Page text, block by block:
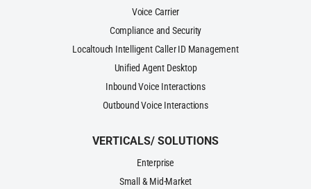
Voice Carrier
Compliance and Security
Localtouch Intelligent Caller ID Management
Unified Agent Desktop
Inbound Voice Interactions
Outbound Voice Interactions
VERTICALS/ SOLUTIONS
Enterprise
Small & Mid-Market